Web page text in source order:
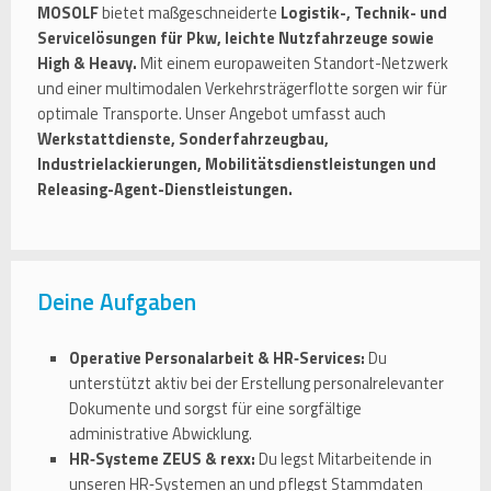
MOSOLFbietet maßgeschneiderte Logistik-, Technik- und
Servicelösungen für Pkw, leichte Nutzfahrzeuge sowie
High & Heavy.Mit einem europaweiten Standort-Netzwerk
und einer multimodalen Verkehrsträgerflotte sorgen wir für
optimale Transporte. Unser Angebot umfasst auch
Werkstattdienste, Sonderfahrzeugbau,
Industrielackierungen, Mobilitätsdienstleistungen und
Releasing-Agent-Dienstleistungen.
Deine Aufgaben
Operative Personalarbeit & HR‑Services:Du
unterstützt aktiv bei der Erstellung personalrelevanter
Dokumente und sorgst für eine sorgfältige
administrative Abwicklung.
HR‑Systeme ZEUS & rexx:Du legst Mitarbeitende in
unseren HR‑Systemen an und pflegst Stammdaten